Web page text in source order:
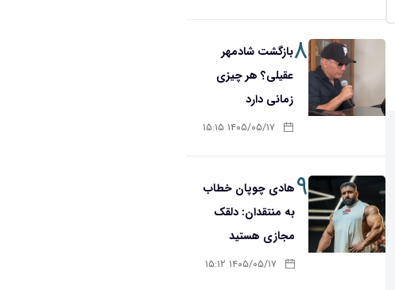
۸بازگشت شادمهر
عقیلی؟ هر چیزی
زمانی دارد
۱۴۰۵/۰۵/۱۷ ۱۵:۱۵
۹هادی چوپان خطاب
به منتقدان: دلقک
مجازی هستید
۱۴۰۵/۰۵/۱۷ ۱۵:۱۲